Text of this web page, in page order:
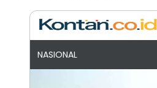
NASIONAL